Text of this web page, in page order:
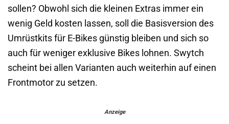
sollen? Obwohl sich die kleinen Extras immer ein
wenig Geld kosten lassen, soll die Basisversion des
Umrüstkits für E-Bikes günstig bleiben und sich so
auch für weniger exklusive Bikes lohnen. Swytch
scheint bei allen Varianten auch weiterhin auf einen
Frontmotor zu setzen.
Anzeige